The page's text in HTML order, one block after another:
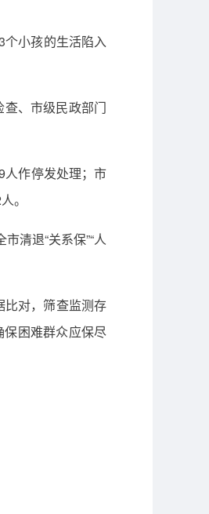
小孩的生活陷入
、市级民政部门
人作停发处理；市
。
清退“关系保”“人
对，筛查监测存
保困难群众应保尽